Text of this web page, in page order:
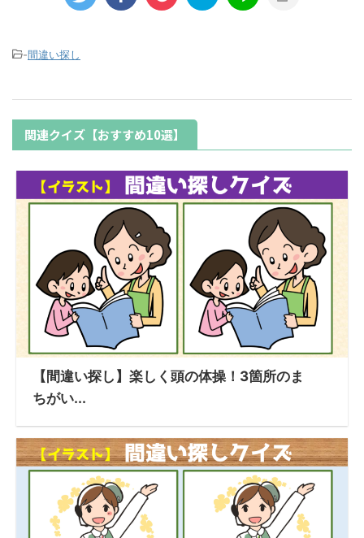
-間違い探し
関連クイズ【おすすめ10選】
【間違い探し】楽しく頭の体操！3箇所のま
ちがい...